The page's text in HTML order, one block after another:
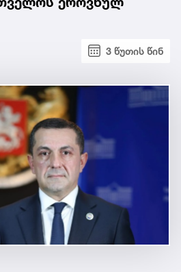
3 წუთის წინ